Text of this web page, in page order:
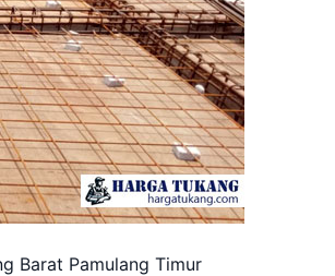
Barat Pamulang Timur